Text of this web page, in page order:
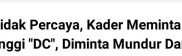
Percaya, Kader
"DC", Diminta Mundur